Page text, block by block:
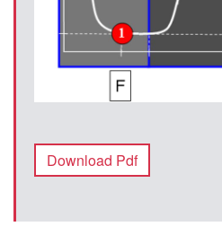
Download Pdf